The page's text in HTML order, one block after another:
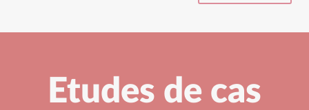
Etudes de cas